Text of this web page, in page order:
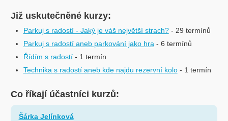
Již uskutečněné kurzy:
Parkuj s radostí - Jaký je váš největší strach? - 29 termínů
Parkuj s radostí aneb parkování jako hra - 6 termínů
Řídím s radostí - 1 termín
Technika s radostí aneb kde najdu rezervní kolo - 1 termín
Co říkají účastníci kurzů:
Šárka Jelínková